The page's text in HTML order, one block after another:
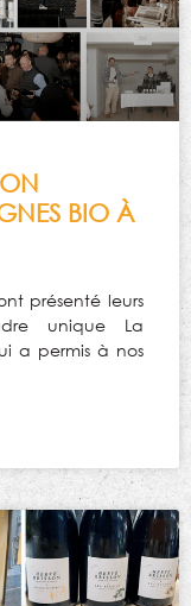
BIO À
présenté leurs
unique La
a permis à nos